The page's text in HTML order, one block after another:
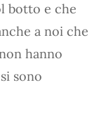
botto e che
a noi che
hanno
sono